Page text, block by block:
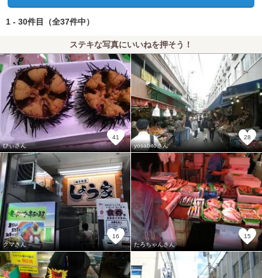
1 - 30件目 （全37件中）
ステキな写真にいいねを押そう！
ひぃさん
41
yosabitoさん
28
クマさん
16
たろちゃんさん
15